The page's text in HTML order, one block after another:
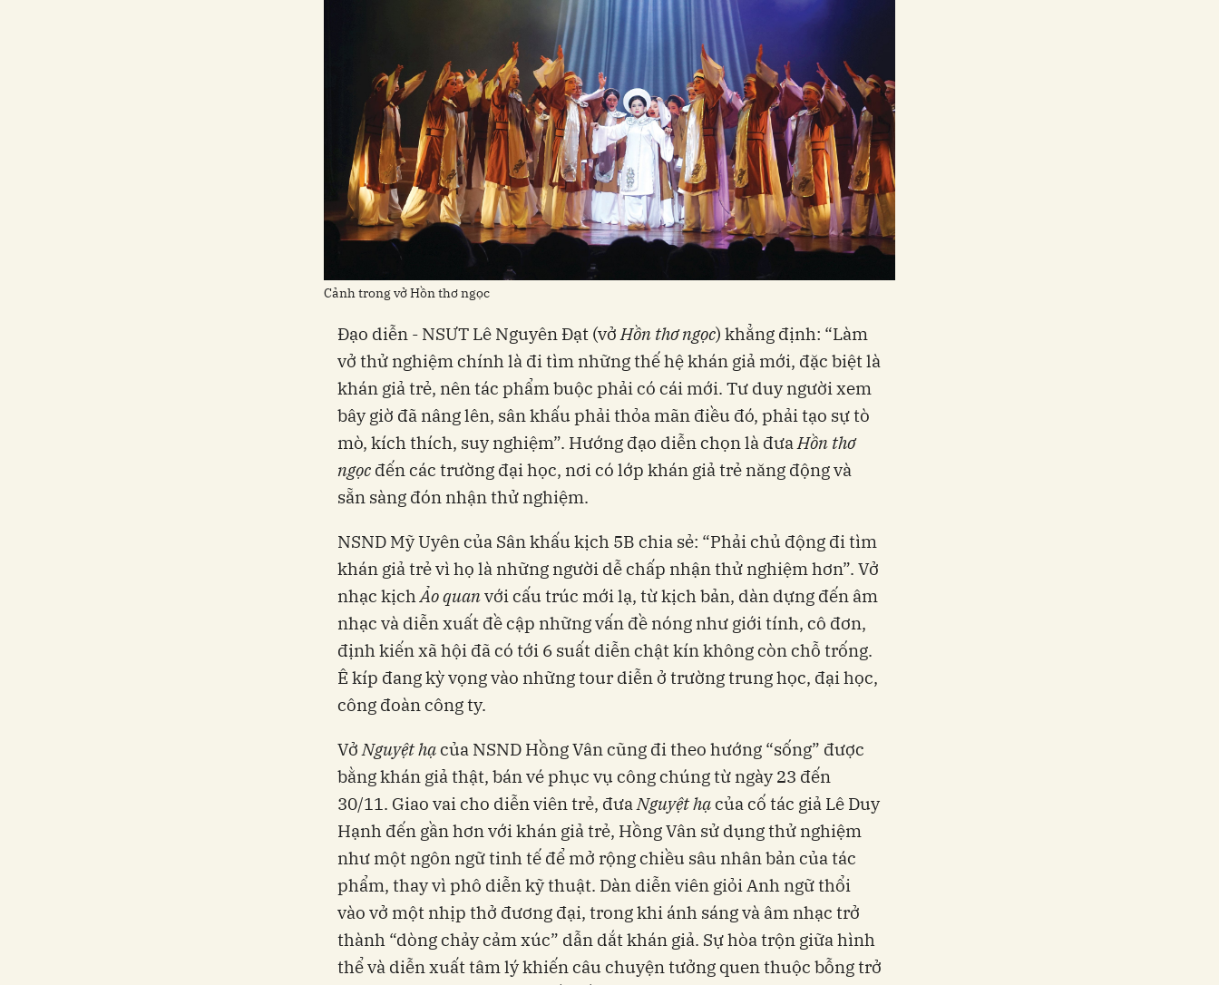
Cảnh trong vở Hồn thơ ngọc
Đạo diễn - NSƯT Lê Nguyên Đạt (vởHồn thơ ngọc) khẳng định: “Làm
vở thử nghiệm chính là đi tìm những thế hệ khán giả mới, đặc biệt là
khán giả trẻ, nên tác phẩm buộc phải có cái mới. Tư duy người xem
bây giờ đã nâng lên, sân khấu phải thỏa mãn điều đó, phải tạo sự tò
mò, kích thích, suy nghiệm”. Hướng đạo diễn chọn là đưaHồn thơ
ngọc đến các trường đại học, nơi có lớp khán giả trẻ năng động và
sẵn sàng đón nhận thử nghiệm.
NSND Mỹ Uyên của Sân khấu kịch 5B chia sẻ: “Phải chủ động đi tìm
khán giả trẻ vì họ là những người dễ chấp nhận thử nghiệm hơn”. Vở
nhạc kịchẢo quanvới cấu trúc mới lạ, từ kịch bản, dàn dựng đến âm
nhạc và diễn xuất đề cập những vấn đề nóng như giới tính, cô đơn,
định kiến xã hội đã có tới 6 suất diễn chật kín không còn chỗ trống.
Ê kíp đang kỳ vọng vào những tour diễn ở trường trung học, đại học,
công đoàn công ty.
VởNguyệt hạcủa NSND Hồng Vân cũng đi theo hướng “sống” được
bằng khán giả thật, bán vé phục vụ công chúng từ ngày 23 đến
30/11. Giao vai cho diễn viên trẻ, đưaNguyệt hạcủa cố tác giả Lê Duy
Hạnh đến gần hơn với khán giả trẻ, Hồng Vân sử dụng thử nghiệm
như một ngôn ngữ tinh tế để mở rộng chiều sâu nhân bản của tác
phẩm, thay vì phô diễn kỹ thuật. Dàn diễn viên giỏi Anh ngữ thổi
vào vở một nhịp thở đương đại, trong khi ánh sáng và âm nhạc trở
thành “dòng chảy cảm xúc” dẫn dắt khán giả. Sự hòa trộn giữa hình
thể và diễn xuất tâm lý khiến câu chuyện tưởng quen thuộc bỗng trở